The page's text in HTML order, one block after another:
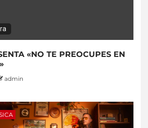
«NO TE PREOCUPES EN
admin